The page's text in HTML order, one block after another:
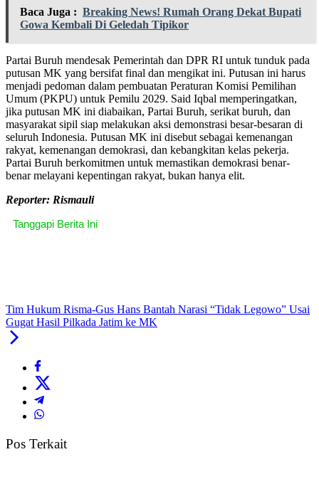
Baca Juga : Breaking News! Rumah Orang Dekat Bupati
Gowa Kembali Di Geledah Tipikor
Partai Buruh mendesak Pemerintah dan DPR RI untuk tunduk pada
putusan MK yang bersifat final dan mengikat ini. Putusan ini harus
menjadi pedoman dalam pembuatan Peraturan Komisi Pemilihan
Umum (PKPU) untuk Pemilu 2029. Said Iqbal memperingatkan,
jika putusan MK ini diabaikan, Partai Buruh, serikat buruh, dan
masyarakat sipil siap melakukan aksi demonstrasi besar-besaran di
seluruh Indonesia. Putusan MK ini disebut sebagai kemenangan
rakyat, kemenangan demokrasi, dan kebangkitan kelas pekerja.
Partai Buruh berkomitmen untuk memastikan demokrasi benar-
benar melayani kepentingan rakyat, bukan hanya elit.
Reporter: Rismauli
Tanggapi Berita Ini
Tim Hukum Risma-Gus Hans Bantah Narasi “Tidak Legowo” Usai
Gugat Hasil Pilkada Jatim ke MK
Pos Terkait